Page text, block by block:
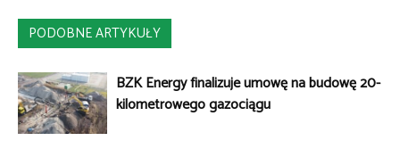
PODOBNE ARTYKUŁY
BZK Energy finalizuje umowę na budowę 20-
kilometrowego gazociągu